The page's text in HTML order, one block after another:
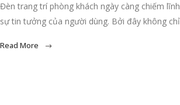
Đèn trang trí phòng khách ngày càng chiếm
sự tin tưởng của người dùng. Bởi đây không
Read More